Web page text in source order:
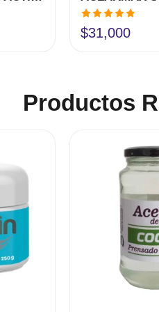
Valorado
en4.80de
$31,000
Productos